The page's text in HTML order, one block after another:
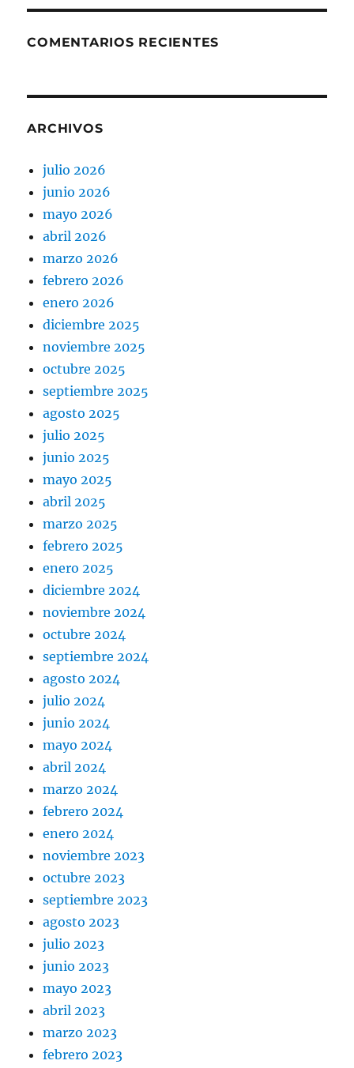
COMENTARIOS RECIENTES
ARCHIVOS
julio 2026
junio 2026
mayo 2026
abril 2026
marzo 2026
febrero 2026
enero 2026
diciembre 2025
noviembre 2025
octubre 2025
septiembre 2025
agosto 2025
julio 2025
junio 2025
mayo 2025
abril 2025
marzo 2025
febrero 2025
enero 2025
diciembre 2024
noviembre 2024
octubre 2024
septiembre 2024
agosto 2024
julio 2024
junio 2024
mayo 2024
abril 2024
marzo 2024
febrero 2024
enero 2024
noviembre 2023
octubre 2023
septiembre 2023
agosto 2023
julio 2023
junio 2023
mayo 2023
abril 2023
marzo 2023
febrero 2023